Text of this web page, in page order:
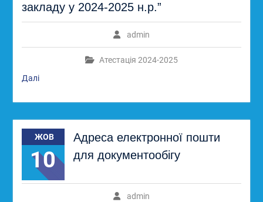
закладу у 2024-2025 н.р.”
admin
Атестація 2024-2025
Далі
ЖОВ
10
Адреса електронної пошти
для документообігу
admin